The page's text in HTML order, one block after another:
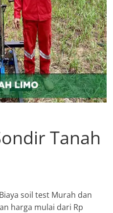
Tanah
soil test Murah dan
harga mulai dari Rp